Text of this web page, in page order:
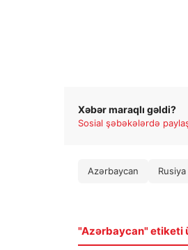
Xəbər maraqlı gəldi?
Sosial şəbəkələrdə
Azərbaycan Rusiya
"Azərbaycan" etiketi